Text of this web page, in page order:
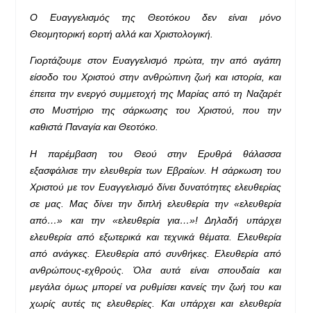
Ο Ευαγγελισμός της Θεοτόκου δεν είναι μόνο
Θεομητορική εορτή αλλά και Χριστολογική.
Γιορτάζουμε στον Ευαγγελισμό πρώτα, την από αγάπη
είσοδο του Χριστού στην ανθρώπινη ζωή και ιστορία, και
έπειτα την ενεργό συμμετοχή της Μαρίας από τη Ναζαρέτ
στο Μυστήριο της σάρκωσης του Χριστού, που την
καθιστά Παναγία και Θεοτόκο.
Η παρέμβαση του Θεού στην Ερυθρά θάλασσα
εξασφάλισε την ελευθερία των Εβραίων. Η σάρκωση του
Χριστού με τον Ευαγγελισμό δίνει δυνατότητες ελευθερίας
σε μας. Μας δίνει την διπλή ελευθερία την «ελευθερία
από…» και την «ελευθερία για…»! Δηλαδή υπάρχει
ελευθερία από εξωτερικά και τεχνικά θέματα. Ελευθερία
από ανάγκες. Ελευθερία από συνθήκες. Ελευθερία από
ανθρώπους-εχθρούς. Όλα αυτά είναι σπουδαία και
μεγάλα όμως μπορεί να ρυθμίσει κανείς την ζωή του και
χωρίς αυτές τις ελευθερίες. Και υπάρχει και ελευθερία